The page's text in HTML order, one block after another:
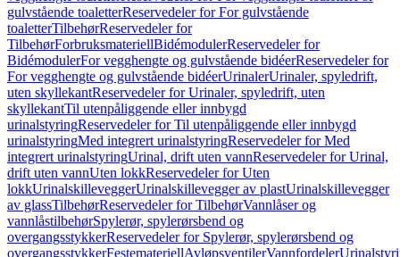
gulvstående toaletterReservedeler for For gulvstående
toaletterTilbehørReservedeler for
TilbehørForbruksmateriellBidémodulerReservedeler for
BidémodulerFor vegghengte og gulvstående bidéerReservedeler for
For vegghengte og gulvstående bidéerUrinalerUrinaler, spyledrift,
uten skyllekantReservedeler for Urinaler, spyledrift, uten
skyllekantTil utenpåliggende eller innbygd
urinalstyringReservedeler for Til utenpåliggende eller innbygd
urinalstyringMed integrert urinalstyringReservedeler for Med
integrert urinalstyringUrinal, drift uten vannReservedeler for Urinal,
drift uten vannUten lokkReservedeler for Uten
lokkUrinalskilleveggerUrinalskillevegger av plastUrinalskillevegger
av glassTilbehørReservedeler for TilbehørVannlåser og
vannlåstilbehørSpylerør, spylerørsbend og
overgangsstykkerReservedeler for Spylerør, spylerørsbend og
overgangsstykkerFestemateriellAvløpsventilerVannfordeler